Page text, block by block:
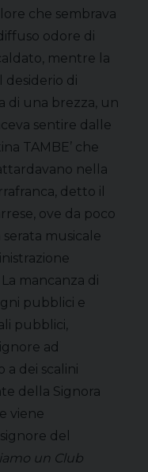
che sembrava
odore di
mentre la
desiderio di
di una brezza, un
sentire dalle
TAMBE’ che
nella
detto il
ove da poco
musicale
mancanza di
pubblici e
pubblici,
ad
a dei scalini
della Signora
viene
del
un Club